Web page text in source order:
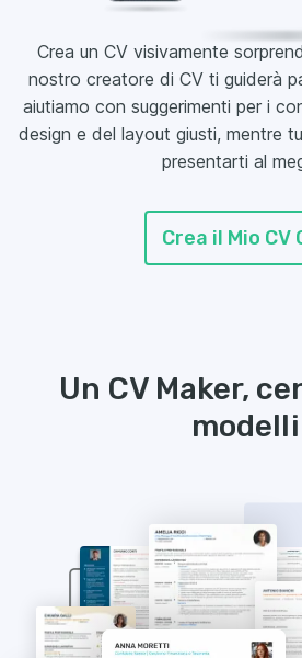
Crea un CV visivamente
nostro creatore di CV ti guiderà
aiutiamo con suggerimenti per i
design e del layout giusti, mentre
presentarti al
Crea il Mio CV
Un CV Maker,
modelli